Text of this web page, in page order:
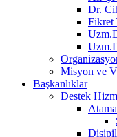
Dr.
Misyon ve
Başkanlıklar
Destek